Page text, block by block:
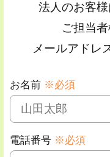
法人のお客
ご担当者
メールアドレ
お名前 ※必須
電話番号 ※必須